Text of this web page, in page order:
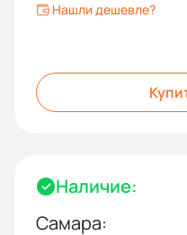
Нашли дешевле?
Наличие:
Самара: